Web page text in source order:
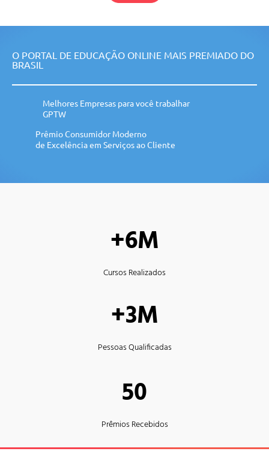
O PORTAL DE EDUCAÇÃO ONLINE MAIS PREMIADO DO
BRASIL
Melhores Empresas para você trabalhar
GPTW
Prêmio Consumidor Moderno
de Excelência em Serviços ao Cliente
+6M
Cursos Realizados
+3M
Pessoas Qualificadas
50
Prêmios Recebidos